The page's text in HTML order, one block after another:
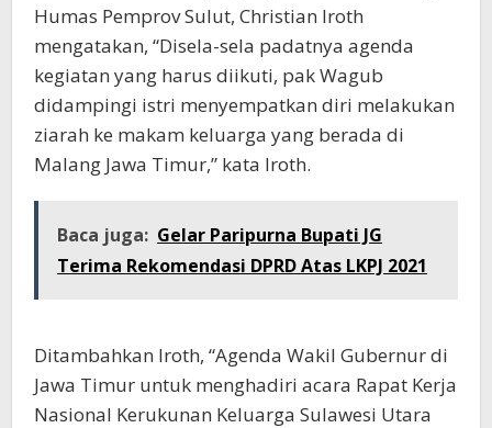
Humas Pemprov Sulut, Christian Iroth
mengatakan, “Disela-sela padatnya agenda
kegiatan yang harus diikuti, pak Wagub
didampingi istri menyempatkan diri melakukan
ziarah ke makam keluarga yang berada di
Malang Jawa Timur,” kata Iroth.
Baca juga: Gelar Paripurna Bupati JG
Terima Rekomendasi DPRD Atas LKPJ 2021
Ditambahkan Iroth, “Agenda Wakil Gubernur di
Jawa Timur untuk menghadiri acara Rapat Kerja
Nasional Kerukunan Keluarga Sulawesi Utara